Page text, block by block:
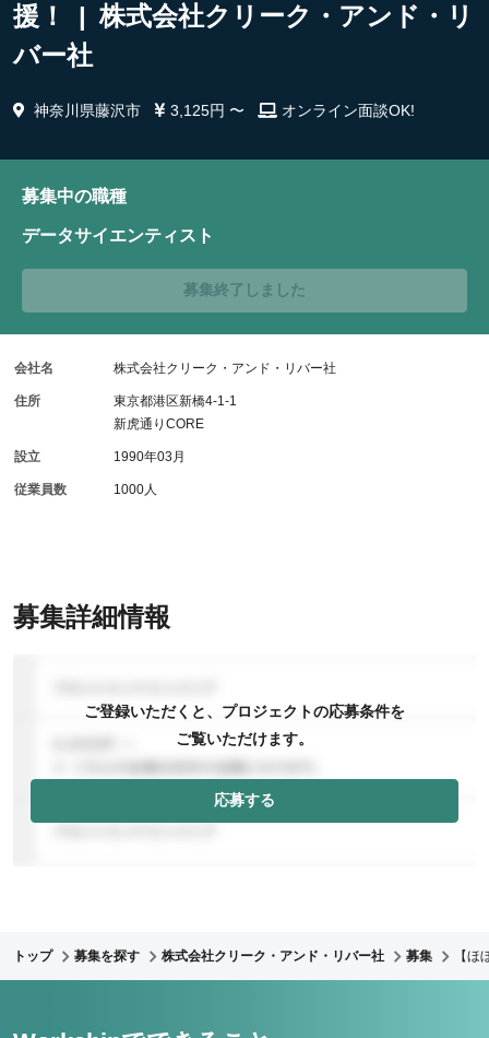
援！ | 株式会社クリーク・アンド・リ
バー社
神奈川県藤沢市 3,125円 〜 オンライン面談OK!
募集詳細情報
ご登録いただくと、プロジェクトの応募条件を
ご覧いただけます。
応募する
募集中の職種
データサイエンティスト
募集終了しました
会社名 株式会社クリーク・アンド・リバー社
住所
東京都港区新橋4-1-1
新虎通りCORE
設立 1990年03月
従業員数 1000人
トップ 募集を探す 株式会社クリーク・アンド・リバー社 募集 【